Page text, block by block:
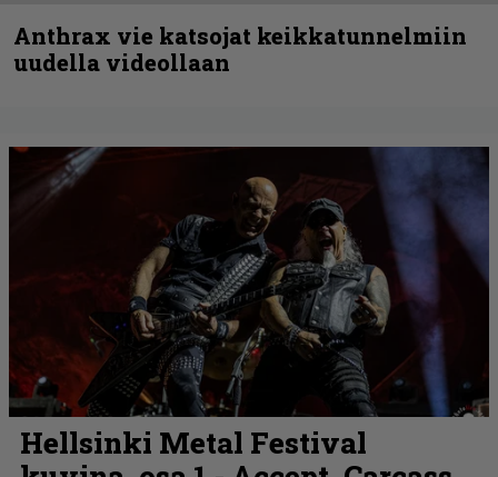
Anthrax vie katsojat keikkatunnelmiin
uudella videollaan